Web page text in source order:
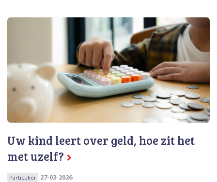
Uw kind leert over geld, hoe zit het
met uzelf?
Particulier 27-03-2026